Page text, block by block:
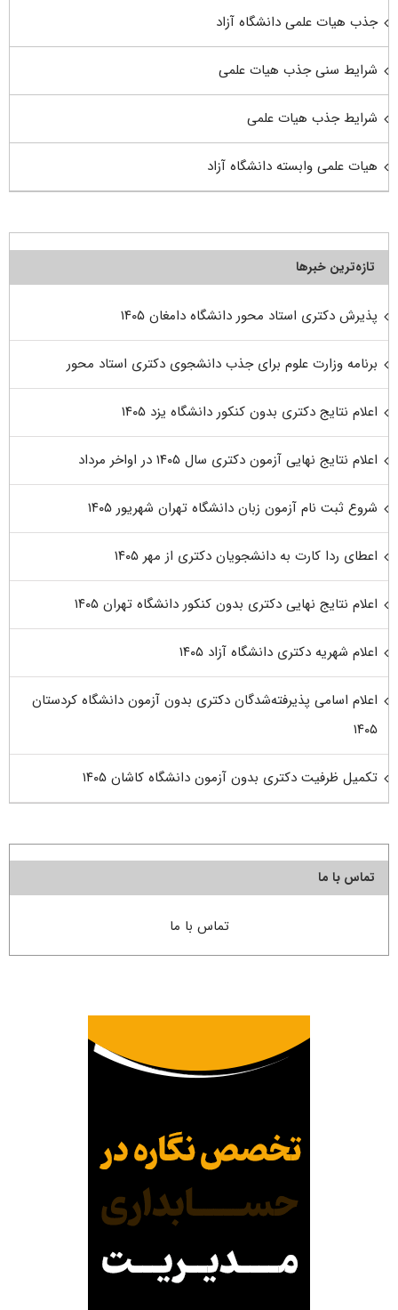
جذب هیات علمی دانشگاه آزاد
شرایط سنی جذب هیات علمی
شرایط جذب هیات علمی
هیات علمی وابسته دانشگاه آزاد
تازه‌ترین خبرها
پذیرش دکتری استاد محور دانشگاه دامغان ۱۴۰۵
برنامه وزارت علوم برای جذب دانشجوی دکتری استاد محور
اعلام نتایج دکتری بدون کنکور دانشگاه یزد ۱۴۰۵
اعلام نتایج نهایی آزمون دکتری سال ۱۴۰۵ در اواخر مرداد
شروع ثبت نام آزمون زبان دانشگاه تهران شهریور ۱۴۰۵
اعطای ردا کارت به دانشجویان دکتری از مهر ۱۴۰۵
اعلام نتایج نهایی دکتری بدون کنکور دانشگاه تهران ۱۴۰۵
اعلام شهریه دکتری دانشگاه آزاد ۱۴۰۵
اعلام اسامی پذیرفته‌شدگان دکتری بدون آزمون دانشگاه کردستان
۱۴۰۵
تکمیل ظرفیت دکتری بدون آزمون دانشگاه کاشان ۱۴۰۵
تماس با ما
تماس با ما